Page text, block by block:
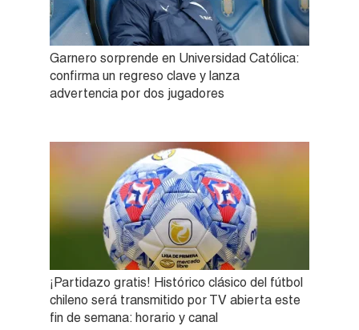
Garnero sorprende en Universidad Católica:
confirma un regreso clave y lanza
advertencia por dos jugadores
¡Partidazo gratis! Histórico clásico del fútbol
chileno será transmitido por TV abierta este
fin de semana: horario y canal